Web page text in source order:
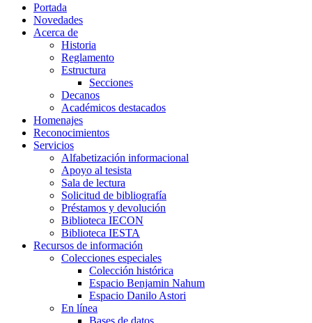
Portada
Novedades
Acerca de
Historia
Reglamento
Estructura
Secciones
Decanos
Académicos destacados
Homenajes
Reconocimientos
Servicios
Alfabetización informacional
Apoyo al tesista
Sala de lectura
Solicitud de bibliografía
Préstamos y devolución
Biblioteca IECON
Biblioteca IESTA
Recursos de información
Colecciones especiales
Colección histórica
Espacio Benjamin Nahum
Espacio Danilo Astori
En línea
Bases de datos